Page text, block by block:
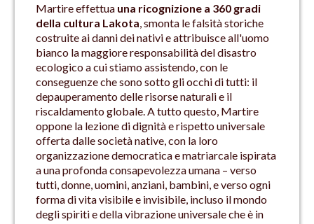
Martire effettua una ricognizione a 360 gradi
della cultura Lakota, smonta le falsità storiche
costruite ai danni dei nativi e attribuisce all'uomo
bianco la maggiore responsabilità del disastro
ecologico a cui stiamo assistendo, con le
conseguenze che sono sotto gli occhi di tutti: il
depauperamento delle risorse naturali e il
riscaldamento globale. A tutto questo, Martire
oppone la lezione di dignità e rispetto universale
offerta dalle società native, con la loro
organizzazione democratica e matriarcale ispirata
a una profonda consapevolezza umana – verso
tutti, donne, uomini, anziani, bambini, e verso ogni
forma di vita visibile e invisibile, incluso il mondo
degli spiriti e della vibrazione universale che è in